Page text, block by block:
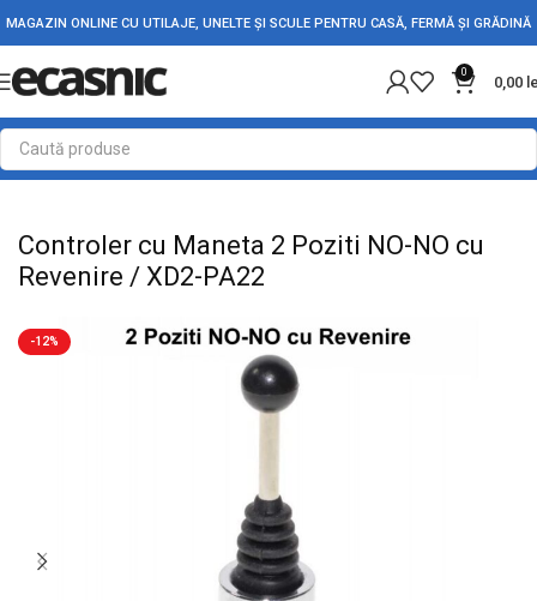
MAGAZIN ONLINE CU UTILAJE, UNELTE ȘI SCULE PENTRU CASĂ, FERMĂ ȘI GRĂDINĂ
0
0,00
Prima pagină Electrice Intrerupatoare - Butoane
Controler cu Maneta 2 Poziti NO-NO cu
Revenire / XD2-PA22
-12%